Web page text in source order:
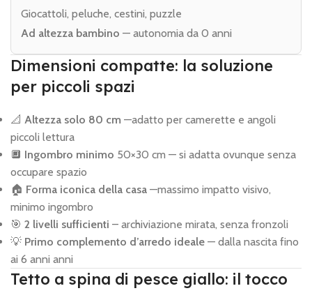
Giocattoli, peluche, cestini, puzzle
Ad altezza bambino — autonomia da 0 anni
Dimensioni compatte: la soluzione
per piccoli spazi
📐 Altezza solo 80 cm —adatto per camerette e angoli
piccoli lettura
🔲 Ingombro minimo 50×30 cm — si adatta ovunque senza
occupare spazio
🏠 Forma iconica della casa —massimo impatto visivo,
minimo ingombro
🎯 2 livelli sufficienti – archiviazione mirata, senza fronzoli
💡 Primo complemento d’arredo ideale — dalla nascita fino
ai 6 anni anni
Tetto a spina di pesce giallo: il tocco